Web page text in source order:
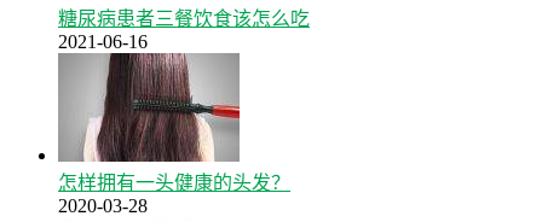
糖尿病患者三餐饮食该怎么吃
2021-06-16
怎样拥有一头健康的头发？
2020-03-28